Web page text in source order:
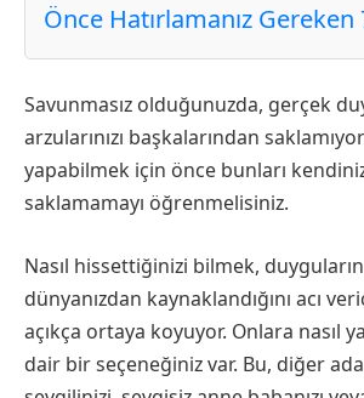
Önce Hatırlamanız Gereken
Savunmasız olduğunuzda, gerçek
arzularınızı başkalarından
yapabilmek için önce bunları
saklamamayı öğrenmelisiniz.
Nasıl hissettiğinizi bilmek,
dünyanızdan kaynaklandığını acı
açıkça ortaya koyuyor. Onlara nasıl
dair bir seçeneğiniz var. Bu, diğer